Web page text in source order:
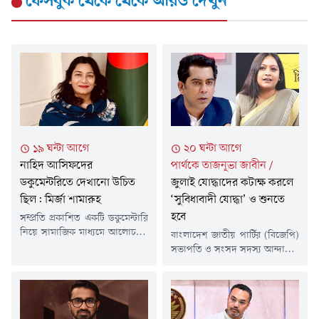
১৯ ঘন্টা আগে
নাহিদ আসিফদের
ডকুমেন্টরিতে দেখানো উচিত
ছিল: মির্জা শামারুহ
সম্প্রতি প্রকাশিত একটি ডকুমেন্টারি
নিয়ে সামাজিক মাধ্যমে আলোচনা-
সরকার, পল্লী উন্নয়ন ও সমবায়মন্ত্রী
মির্জা ফখরুল ইসলাম আলমগীরের
২০ ঘন্টা আগে
পার্থকে তাজনূভা জাবীন/
জুলাই যোদ্ধাদের কটাক্ষ করলে
‘সুবিধাবাদী যোদ্ধা’ ও শুনতে
হবে
বাংলাদেশ জাতীয় পার্টির (বিজেপি)
সভাপতি ও সংসদ সদস্য আন্দালিব
সমালোচনা করেছেন জাতীয়
নাগরিক পার্টির (এনসিপি) সাবেক
নেত্রী তাজনূভা জাবীন। প্রবীণ